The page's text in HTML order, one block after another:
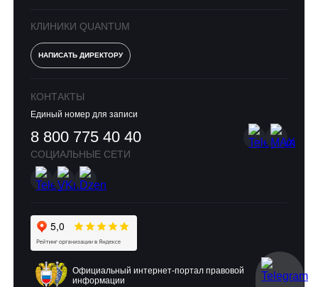
КЛИНИКИ QUANTUM
НАПИСАТЬ ДИРЕКТОРУ
КОНТАКТЫ
Единый номер для записи
8 800 775 40 40
СОЦИАЛЬНЫЕ СЕТИ
Официальный интернет-портал правовой
информации